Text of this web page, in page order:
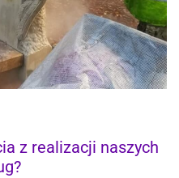
z realizacji naszych